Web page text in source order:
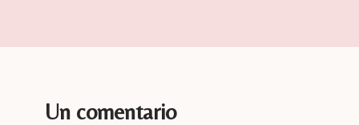
Un comentario